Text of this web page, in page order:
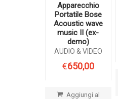
Apparecchio
Portatile Bose
Acoustic wave
music II (ex-
demo)
AUDIO & VIDEO
€650,00
Aggiungi al